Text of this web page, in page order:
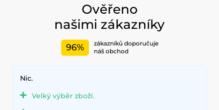
Ověřeno
našimi zákazníky
96%
zákazníků doporučuje
náš obchod
Nic.
Velký výběr zboží.